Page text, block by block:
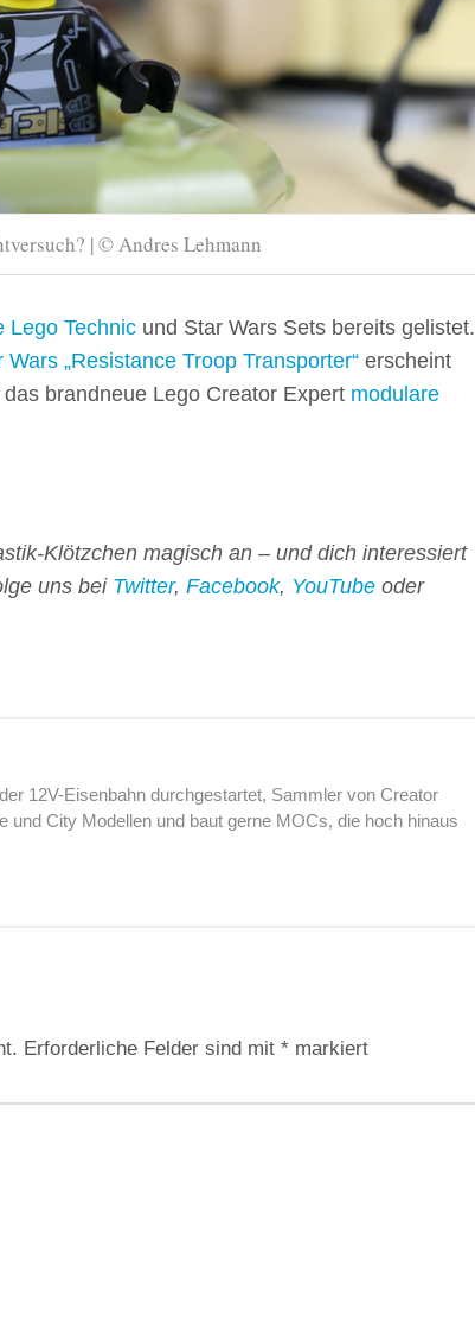
| © Andres Lehmann
Lego Technic und Star Wars Sets bereits gelistet.
Wars „Resistance Troop Transporter“ erscheint
brandneue Lego Creator Expert modulare
Klötzchen magisch an – und dich interessiert
uns bei Twitter, Facebook, YouTube oder
12V-Eisenbahn durchgestartet, Sammler von Creator
und City Modellen und baut gerne MOCs, die hoch hinaus
Erforderliche Felder sind mit * markiert